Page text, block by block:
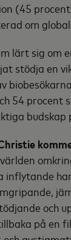
(45
om
lärt sig om
stödja en
54
inflytande
och
på en